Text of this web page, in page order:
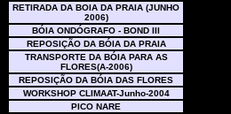
RETIRADA DA BOIA DA PRAIA (JUNHO
2006)
BÓIA ONDÓGRAFO - BOND III
REPOSIÇÃO DA BÓIA DA PRAIA
TRANSPORTE DA BÓIA PARA AS
FLORES(A-2006)
REPOSIÇÃO DA BÓIA DAS FLORES
WORKSHOP CLIMAAT-Junho-2004
PICO NARE